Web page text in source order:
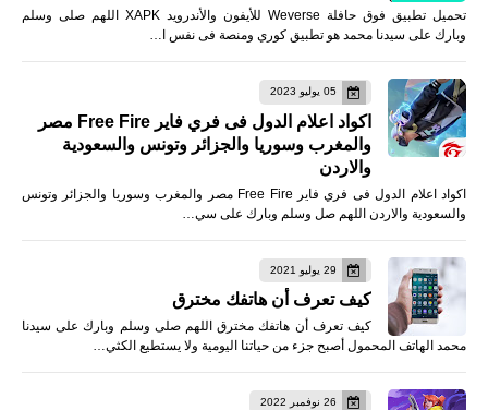
تحميل تطبيق فوق حافلة Weverse للأيفون والأندرويد XAPK اللهم صلى وسلم
وبارك على سيدنا محمد هو تطبيق كوري ومنصة فى نفس ا…
05 يوليو 2023
اكواد اعلام الدول فى فري فاير Free Fire مصر
والمغرب وسوريا والجزائر وتونس والسعودية
والاردن
اكواد اعلام الدول فى فري فاير Free Fire مصر والمغرب وسوريا والجزائر وتونس
والسعودية والاردن اللهم صل وسلم وبارك على سي…
29 يوليو 2021
كيف تعرف أن هاتفك مخترق
كيف تعرف أن هاتفك مخترق اللهم صلى وسلم وبارك على سيدنا
محمد الهاتف المحمول أصبح جزء من حياتنا اليومية ولا يستطيع الكثي…
26 نوفمبر 2022